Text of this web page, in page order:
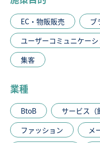
EC・物販販売
ブ
ユーザーコミュニケーシ
集客
業種
BtoB
サービス（
ファッション
メ